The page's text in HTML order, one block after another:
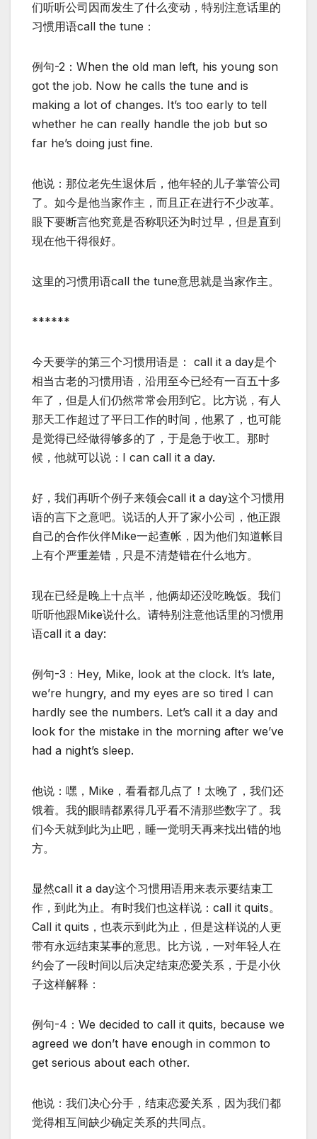
们听听公司因而发生了什么变动，特别注意话里的
习惯用语call the tune：
例句-2：When the old man left, his young son
got the job. Now he calls the tune and is
making a lot of changes. It’s too early to tell
whether he can really handle the job but so
far he’s doing just fine.
他说：那位老先生退休后，他年轻的儿子掌管公司
了。如今是他当家作主，而且正在进行不少改革。
眼下要断言他究竟是否称职还为时过早，但是直到
现在他干得很好。
这里的习惯用语call the tune意思就是当家作主。
******
今天要学的第三个习惯用语是： call it a day是个
相当古老的习惯用语，沿用至今已经有一百五十多
年了，但是人们仍然常常会用到它。比方说，有人
那天工作超过了平日工作的时间，他累了，也可能
是觉得已经做得够多的了，于是急于收工。那时
候，他就可以说：I can call it a day.
好，我们再听个例子来领会call it a day这个习惯用
语的言下之意吧。说话的人开了家小公司，他正跟
自己的合作伙伴Mike一起查帐，因为他们知道帐目
上有个严重差错，只是不清楚错在什么地方。
现在已经是晚上十点半，他俩却还没吃晚饭。我们
听听他跟Mike说什么。请特别注意他话里的习惯用
语call it a day:
例句-3：Hey, Mike, look at the clock. It’s late,
we’re hungry, and my eyes are so tired I can
hardly see the numbers. Let’s call it a day and
look for the mistake in the morning after we’ve
had a night’s sleep.
他说：嘿，Mike，看看都几点了！太晚了，我们还
饿着。我的眼睛都累得几乎看不清那些数字了。我
们今天就到此为止吧，睡一觉明天再来找出错的地
方。
显然call it a day这个习惯用语用来表示要结束工
作，到此为止。有时我们也这样说：call it quits。
Call it quits，也表示到此为止，但是这样说的人更
带有永远结束某事的意思。比方说，一对年轻人在
约会了一段时间以后决定结束恋爱关系，于是小伙
子这样解释：
例句-4：We decided to call it quits, because we
agreed we don’t have enough in common to
get serious about each other.
他说：我们决心分手，结束恋爱关系，因为我们都
觉得相互间缺少确定关系的共同点。